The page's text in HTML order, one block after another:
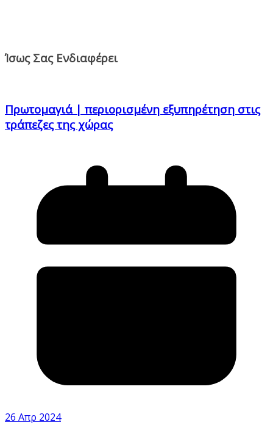
Ίσως Σας Ενδιαφέρει
Πρωτομαγιά | περιορισμένη εξυπηρέτηση στις
τράπεζες της χώρας
26 Απρ 2024